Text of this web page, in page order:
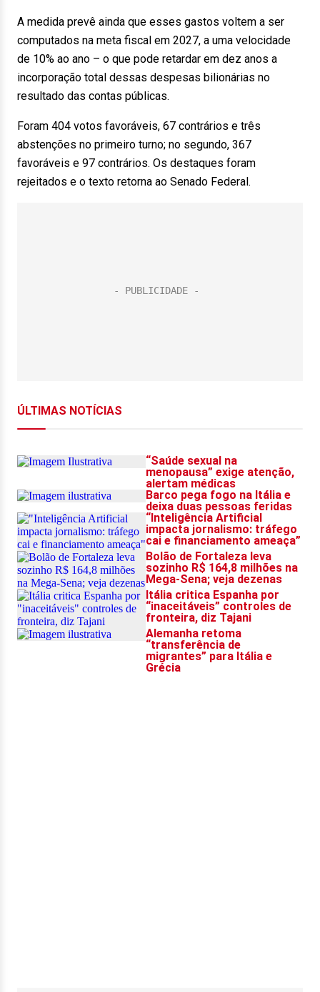
A medida prevê ainda que esses gastos voltem a ser
computados na meta fiscal em 2027, a uma velocidade
de 10% ao ano – o que pode retardar em dez anos a
incorporação total dessas despesas bilionárias no
resultado das contas públicas.
Foram 404 votos favoráveis, 67 contrários e três
abstenções no primeiro turno; no segundo, 367
favoráveis e 97 contrários. Os destaques foram
rejeitados e o texto retorna ao Senado Federal.